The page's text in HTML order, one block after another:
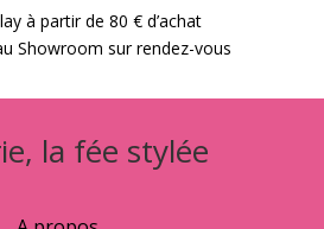
à partir de 80 € d’achat
Showroom sur rendez-vous
la fée stylée